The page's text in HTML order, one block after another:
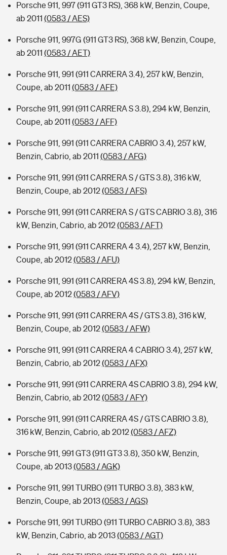
Porsche 911, 997 (911 GT3 RS), 368 kW, Benzin, Coupe,
ab 2011 (0583 / AES)
Porsche 911, 997G (911 GT3 RS), 368 kW, Benzin, Coupe,
ab 2011 (0583 / AET)
Porsche 911, 991 (911 CARRERA 3.4), 257 kW, Benzin,
Coupe, ab 2011 (0583 / AFE)
Porsche 911, 991 (911 CARRERA S 3.8), 294 kW, Benzin,
Coupe, ab 2011 (0583 / AFF)
Porsche 911, 991 (911 CARRERA CABRIO 3.4), 257 kW,
Benzin, Cabrio, ab 2011 (0583 / AFG)
Porsche 911, 991 (911 CARRERA S / GTS 3.8), 316 kW,
Benzin, Coupe, ab 2012(0583 / AFS)
Porsche 911, 991 (911 CARRERA S / GTS CABRIO 3.8), 316
kW, Benzin, Cabrio, ab 2012(0583 / AFT)
Porsche 911, 991 (911 CARRERA 4 3.4), 257 kW, Benzin,
Coupe, ab 2012(0583 / AFU)
Porsche 911, 991 (911 CARRERA 4S 3.8), 294 kW, Benzin,
Coupe, ab 2012(0583 / AFV)
Porsche 911, 991 (911 CARRERA 4S / GTS 3.8), 316 kW,
Benzin, Coupe, ab 2012(0583 / AFW)
Porsche 911, 991 (911 CARRERA 4 CABRIO 3.4), 257 kW,
Benzin, Cabrio, ab 2012(0583 / AFX)
Porsche 911, 991 (911 CARRERA 4S CABRIO 3.8), 294 kW,
Benzin, Cabrio, ab 2012(0583 / AFY)
Porsche 911, 991 (911 CARRERA 4S / GTS CABRIO 3.8),
316 kW, Benzin, Cabrio, ab 2012(0583 / AFZ)
Porsche 911, 991 GT3 (911 GT3 3.8), 350 kW, Benzin,
Coupe, ab 2013(0583 / AGK)
Porsche 911, 991 TURBO (911 TURBO 3.8), 383 kW,
Benzin, Coupe, ab 2013(0583 / AGS)
Porsche 911, 991 TURBO (911 TURBO CABRIO 3.8), 383
kW, Benzin, Cabrio, ab 2013(0583 / AGT)